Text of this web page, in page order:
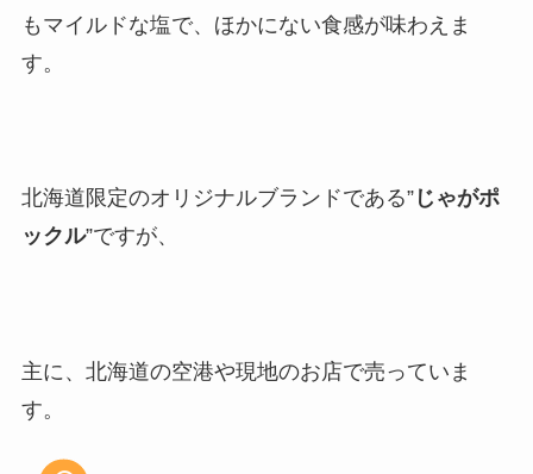
もマイルドな塩で、ほかにない食感が味わえま
す。
北海道限定のオリジナルブランドである”じゃがポ
ックル”ですが、
主に、北海道の空港や現地のお店で売っていま
す。